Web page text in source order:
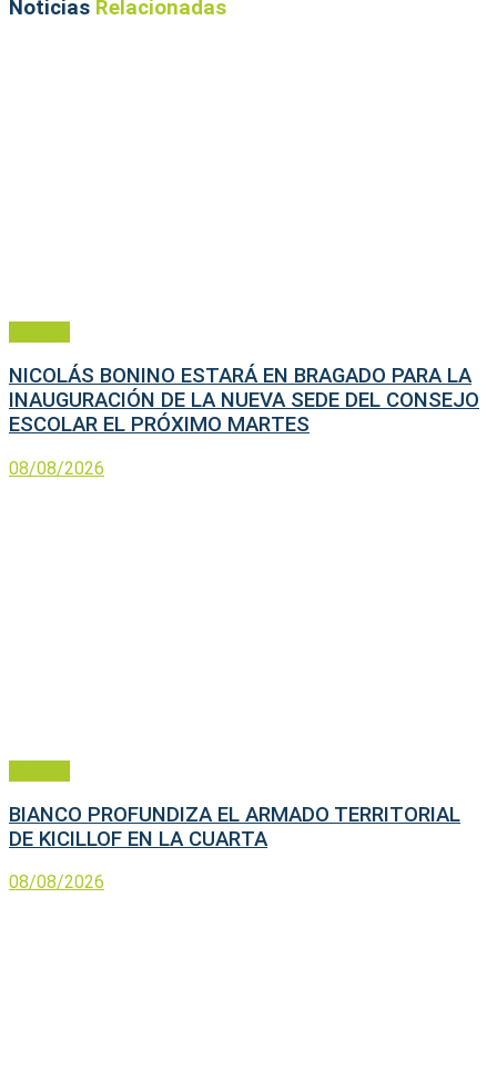
Noticias Relacionadas
NICOLÁS BONINO ESTARÁ EN BRAGADO PARA LA
INAUGURACIÓN DE LA NUEVA SEDE DEL CONSEJO
ESCOLAR EL PRÓXIMO MARTES
08/08/2026
BIANCO PROFUNDIZA EL ARMADO TERRITORIAL
DE KICILLOF EN LA CUARTA
08/08/2026